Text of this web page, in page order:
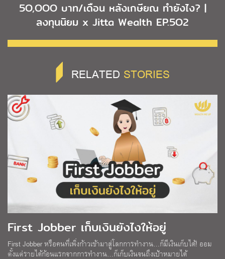
5O,OOO บาท/เดือน หลังเกษียณ ทำยังไง? |
ลงทุนนิยม x Jitta Wealth EP.5O2
RELATED STORIES
First Jobber เก็บเงินยังไงให้อยู่
First Jobber หรือคนที่เพิ่งก้าวเข้ามาสู่โลกการทำงาน…ก็มีเงินเก็บได้! ออม
ตั้งแต่รายได้ก้อนแรกจากการทำงาน…ก็เก็บเงินจนถึงเป้าหมายได้